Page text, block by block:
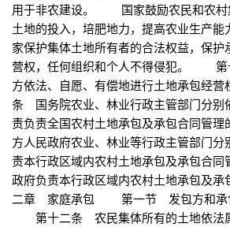
用于非农建设。 国家鼓励农民和农村
土地的投入，培肥地力，提高农业生
家保护集体土地所有者的合法权益，保护
营权，任何组织和个人不得侵犯。
方依法、自愿、有偿地进行土地承包
条 国务院农业、林业行政主管部门分别
责负责全国农村土地承包及承包合同管理
方人民政府农业、林业等行政主管部门分
责本行政区域内农村土地承包及承包合同
政府负责本行政区域内农村土地承包
二章 家庭承包 第一节 发包方和承
第十二条 农民集体所有的土地依法